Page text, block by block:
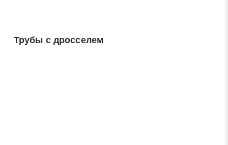
Трубы с дросселем